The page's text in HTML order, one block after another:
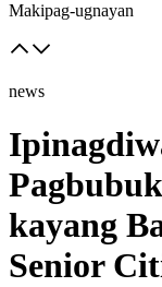
Makipag-ugnayan
news
kayang
Senior